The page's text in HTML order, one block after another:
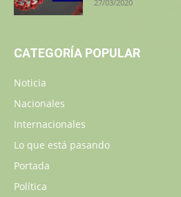
27/03/2020
CATEGORÍA POPULAR
Noticia
Nacionales
Internacionales
Lo que está pasando
Portada
Política